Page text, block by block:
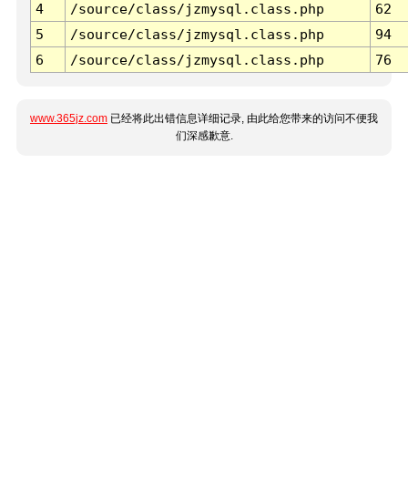
4
/source/class/jzmysql.class.php
62
5
/source/class/jzmysql.class.php
94
6
/source/class/jzmysql.class.php 76
www.365jz.com 已经将此出错信息详细记录, 由此给您带来的访问不便我
们深感歉意.